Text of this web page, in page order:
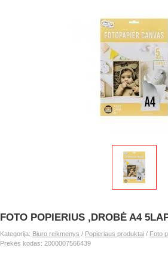
FOTO POPIERIUS ,DROBĖ A4
Kategorija: Biuro reikmenys / Popieriaus produktai / Foto
Prekės kodas: 2000007566439